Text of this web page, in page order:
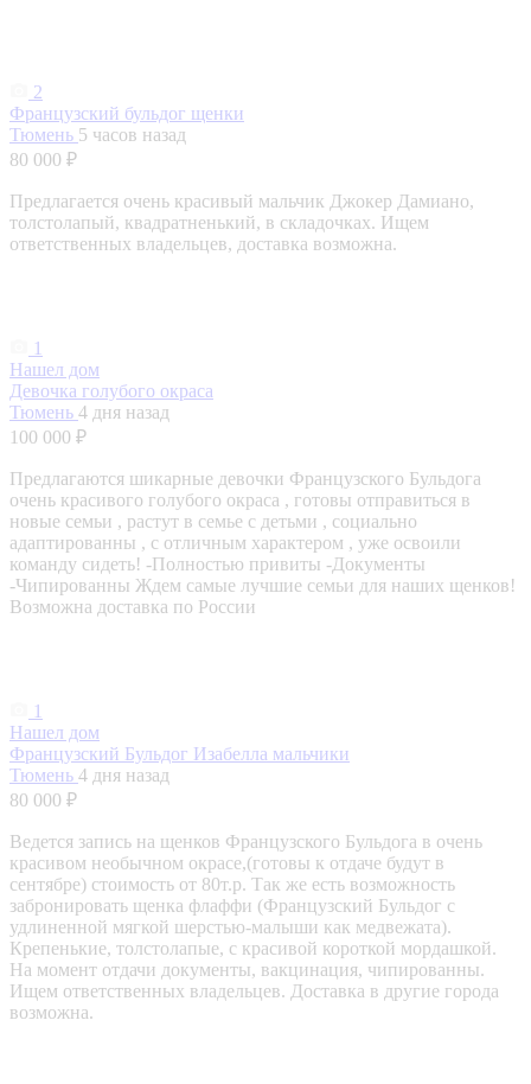
2
Французский бульдог щенки
Тюмень 5 часов назад
80 000 ₽
Предлагается очень красивый мальчик Джокер Дамиано,
толстолапый, квадратненький, в складочках. Ищем
ответственных владельцев, доставка возможна.
1
Нашел дом
Девочка голубого окраса
Тюмень 4 дня назад
100 000 ₽
Предлагаются шикарные девочки Французского Бульдога
очень красивого голубого окраса , готовы отправиться в
новые семьи , растут в семье с детьми , социально
адаптированны , с отличным характером , уже освоили
команду сидеть! -Полностью привиты -Документы
-Чипированны Ждем самые лучшие семьи для наших щенков!
Возможна доставка по России
1
Нашел дом
Французский Бульдог Изабелла мальчики
Тюмень 4 дня назад
80 000 ₽
Ведется запись на щенков Французского Бульдога в очень
красивом необычном окрасе,(готовы к отдаче будут в
сентябре) стоимость от 80т.р. Так же есть возможность
забронировать щенка флаффи (Французский Бульдог с
удлиненной мягкой шерстью-малыши как медвежата).
Крепенькие, толстолапые, с красивой короткой мордашкой.
На момент отдачи документы, вакцинация, чипированны.
Ищем ответственных владельцев. Доставка в другие города
возможна.